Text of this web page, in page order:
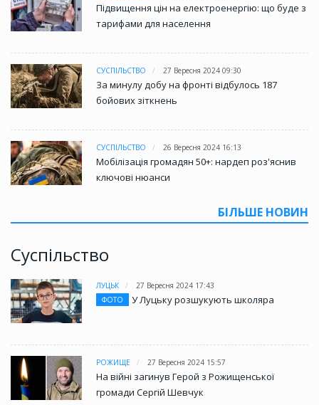
Підвищення цін на електроенергію: що буде з
тарифами для населення
СУСПІЛЬСТВО 27 Вересня 2024 09:30
За минулу добу на фронті відбулось 187
бойових зіткнень
СУСПІЛЬСТВО 26 Вересня 2024 16:13
Мобілізація громадян 50+: нардеп роз'яснив
ключові нюанси
БІЛЬШЕ НОВИН
Суспільство
ЛУЦЬК
27 Вересня 2024 17:43
ФОТО
У Луцьку розшукують школяра
РОЖИЩЕ 27 Вересня 2024 15:57
На війні загинув Герой з Рожищенської
громади Сергій Шевчук